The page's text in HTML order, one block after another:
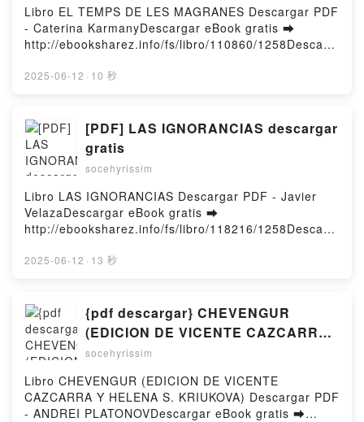
Libro EL TEMPS DE LES MAGRANES Descargar PDF
- Caterina KarmanyDescargar eBook gratis ➡
http://ebooksharez.info/fs/libro/110860/1258Descarg
Libro gratuito (PDF ePub Mobi) de Caterina
Caterina Karmany Epub, EL TEMPS DE LES
MAGRANES Caterina Karmany Leer en línea , EL
TEMPS DE LES MAGRANES Caterina Karmany
Audiolibro, EL TEMPS DE LES MAGRANES Caterina
Karmany VK, EL TEMPS DE LES MAGRANES
Caterina Karmany Kindle, EL TEMPS DE LES
MAGRANES Caterina Karmany Epub VK, EL TEMPS
DE LES MAGRANES Caterina Karmany Descargar
gratisPowered by Firstory Hosting
2025-06-12 · 10 秒
[PDF] LAS IGNORANCIAS descargar
gratis
socehyrissim
Libro LAS IGNORANCIAS Descargar PDF - Javier
VelazaDescargar eBook gratis ➡
http://ebooksharez.info/fs/libro/118216/1258Descarg
(PDF ePub Mobi) de Javier Velaza.LAS
IGNORANCIAS Javier Velaza Leer en línea , LAS
IGNORANCIAS Javier Velaza Audiolibro, LAS
IGNORANCIAS Javier Velaza VK, LAS IGNORANCIAS
Javier Velaza Kindle, LAS IGNORANCIAS Javier
Velaza Epub VK, LAS IGNORANCIAS Javier Velaza
Descargar gratisPowered by Firstory Hosting
2025-06-12 · 13 秒
{pdf descargar} CHEVENGUR
(EDICION DE VICENTE CAZCARRA
Y HELENA S. KRIUKOVA)
socehyrissim
Libro CHEVENGUR (EDICION DE VICENTE
CAZCARRA Y HELENA S. KRIUKOVA) Descargar PDF
- ANDREI PLATONOVDescargar eBook gratis ➡